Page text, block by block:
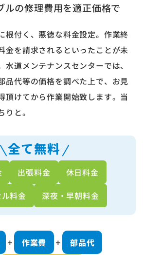
ルの修理費用を適正価格で
根付く、悪徳な料金設定。作業終
金を請求されるといったことが未
水道メンテナンスセンターでは、
品代等の価格を調べた上で、お見
頂けてから作業開始致します。当
と。
出張料金
休日料金
料金
深夜・早朝料金
全て無料
＋ 作業費 ＋ 部品代